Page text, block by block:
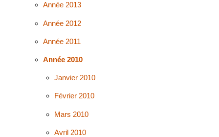
Année 2013
Année 2012
Année 2011
Année 2010
Janvier 2010
Février 2010
Mars 2010
Avril 2010